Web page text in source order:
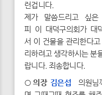
런겁니다.
제가 말씀드리고 싶은
피 이 대덕구의회가 대
서 이 건물을 관리한다
리하려고 생각하시는 분
랍니다. 죄송합니다.
○의장 김은섭 의원님